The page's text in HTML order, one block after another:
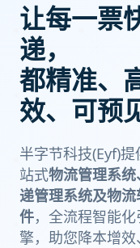
让每一票
递，
都精准、
效、可预
半字节科技(Eyf)提
站式物流管理系统
递管理系统及物流
件，全流程智能化
擎，助您降本增效